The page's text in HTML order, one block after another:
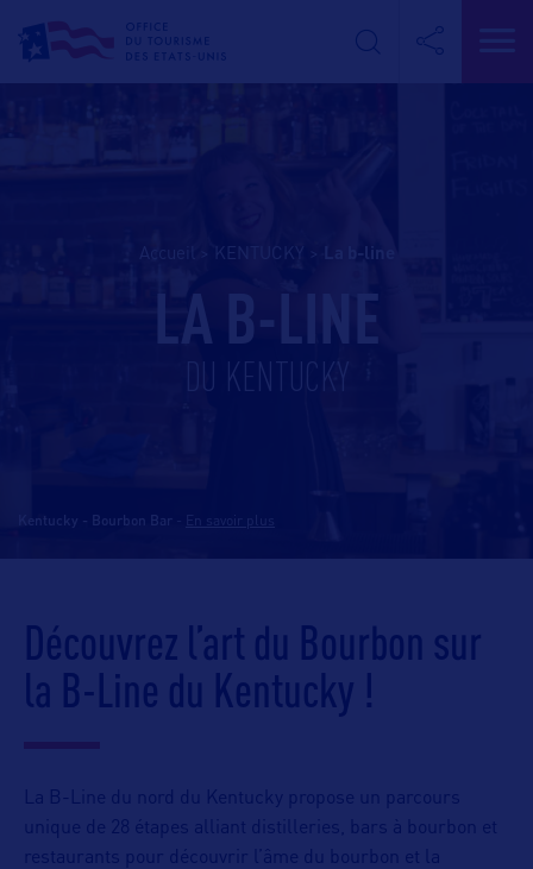
Accueil KENTUCKY la b-line
LA B-LINE
DU KENTUCKY
Kentucky - Bourbon Bar
Découvrez l’art du Bourbon sur
la B-Line du Kentucky !
La B-Line du nord du Kentucky propose un parcours
unique de 28 étapes alliant distilleries, bars à bourbon et
restaurants pour découvrir l’âme du bourbon et la